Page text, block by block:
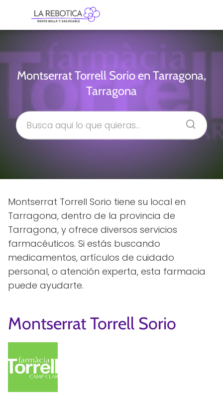
Montserrat Torrell Sorio en Tarragona,
Tarragona
Montserrat Torrell Sorio tiene su local en
Tarragona, dentro de la provincia de
Tarragona, y ofrece diversos servicios
farmacéuticos. Si estás buscando
medicamentos, artículos de cuidado
personal, o atención experta, esta farmacia
puede ayudarte.
Montserrat Torrell Sorio